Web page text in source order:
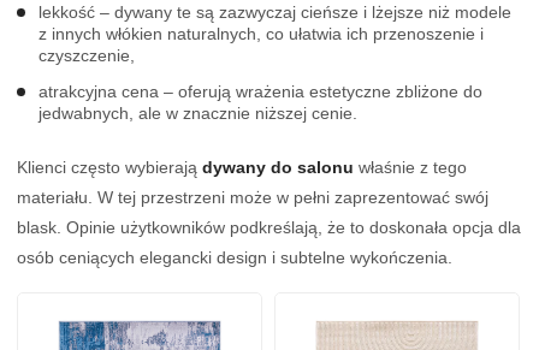
lekkość – dywany te są zazwyczaj cieńsze i lżejsze niż modele
z innych włókien naturalnych, co ułatwia ich przenoszenie i
czyszczenie,
atrakcyjna cena – oferują wrażenia estetyczne zbliżone do
jedwabnych, ale w znacznie niższej cenie.
Klienci często wybierają dywany do salonu właśnie z tego
materiału. W tej przestrzeni może w pełni zaprezentować swój
blask. Opinie użytkowników podkreślają, że to doskonała opcja dla
osób ceniących elegancki design i subtelne wykończenia.